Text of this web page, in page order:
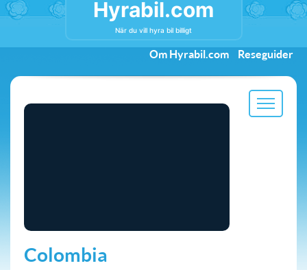
Hyrabil.com
När du vill hyra bil billigt
Om Hyrabil.com Reseguider
Colombia